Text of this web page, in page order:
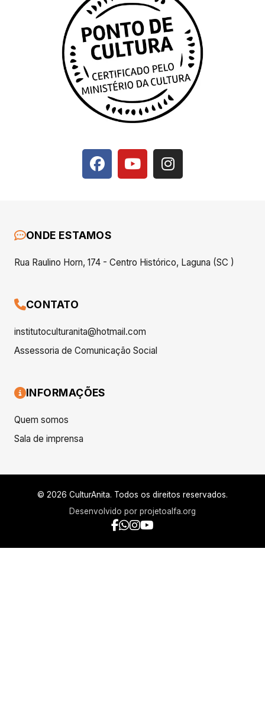
ONDE ESTAMOS
Rua Raulino Horn, 174 - Centro Histórico, Laguna (SC )
CONTATO
institutoculturanita@hotmail.com
Assessoria de Comunicação Social
INFORMAÇÕES
Quem somos
Sala de imprensa
© 2026 CulturAnita. Todos os direitos reservados.
Desenvolvido por projetoalfa.org